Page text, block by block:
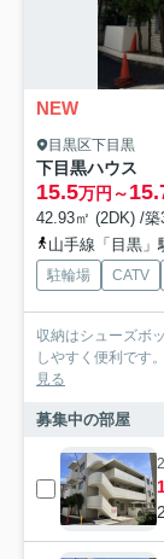
NEW
目黒区下目黒
下目黒ハウス
15.5万円～
42.93㎡ (2DK) /
山手線「目黒」
駐輪場 CATV
収納はシューズボ
しやすく便利です
見る
募集中の部屋